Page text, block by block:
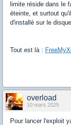
limite réside dans le
éteinte, et surtout
d'installé sur le
Tout est là :
overload
10 mars 2025
Pour lancer l'exploit